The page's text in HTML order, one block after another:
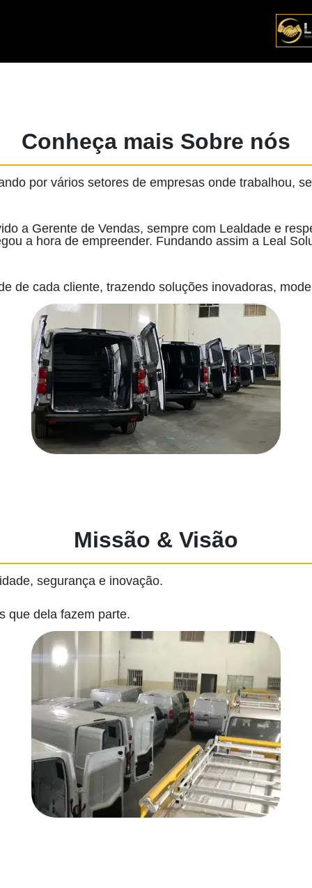
Conheça mais Sobre nós
por vários setores de empresas onde
a Gerente de Vendas, sempre com Lealdade e
a hora de empreender. Fundando assim a Leal
cada cliente, trazendo soluções inovadoras,
Missão & Visão
segurança e inovação.
que dela fazem parte.